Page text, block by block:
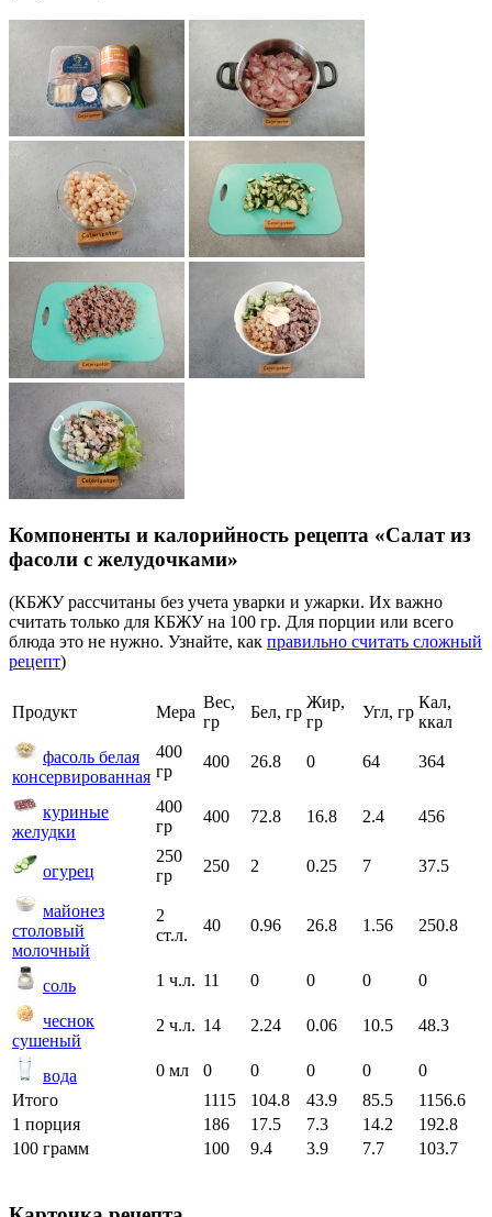
Компоненты и калорийность рецепта «Салат из
фасоли с желудочками»
(КБЖУ рассчитаны без учета уварки и ужарки. Их важно
считать только для КБЖУ на 100 гр. Для порции или всего
блюда это не нужно. Узнайте, как правильно считать сложный
рецепт)
Продукт Мера
Вес,
гр
Бел, гр
Жир,
гр
Угл, гр
Кал,
ккал
фасоль белая
консервированная
400
гр
400 26.8 0 64 364
куриные
желудки
400
гр
400 72.8 16.8 2.4 456
огурец
250
гр
250 2 0.25 7 37.5
майонез
столовый
молочный
2
ст.л.
40 0.96 26.8 1.56 250.8
соль 1 ч.л. 11 0 0 0 0
чеснок
сушеный
2 ч.л. 14 2.24 0.06 10.5 48.3
вода 0 мл 0 0 0 0
0
Итого
1115 104.8 43.9 85.5
1156.6
1 порция
186 17.5 7.3 14.2
192.8
100 грамм
100 9.4 3.9 7.7 103.7